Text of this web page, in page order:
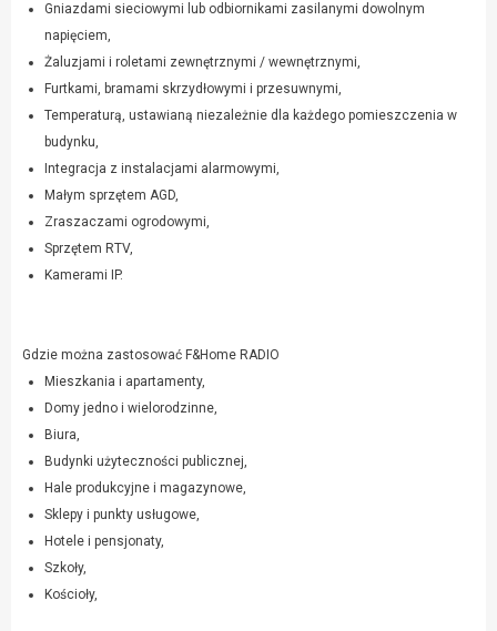
Gniazdami sieciowymi lub odbiornikami zasilanymi dowolnym
napięciem,
Żaluzjami i roletami zewnętrznymi / wewnętrznymi,
Furtkami, bramami skrzydłowymi i przesuwnymi,
Temperaturą, ustawianą niezależnie dla każdego pomieszczenia w
budynku,
Integracja z instalacjami alarmowymi,
Małym sprzętem AGD,
Zraszaczami ogrodowymi,
Sprzętem RTV,
Kamerami IP.
Gdzie można zastosować F&Home RADIO
Mieszkania i apartamenty,
Domy jedno i wielorodzinne,
Biura,
Budynki użyteczności publicznej,
Hale produkcyjne i magazynowe,
Sklepy i punkty usługowe,
Hotele i pensjonaty,
Szkoły,
Kościoły,